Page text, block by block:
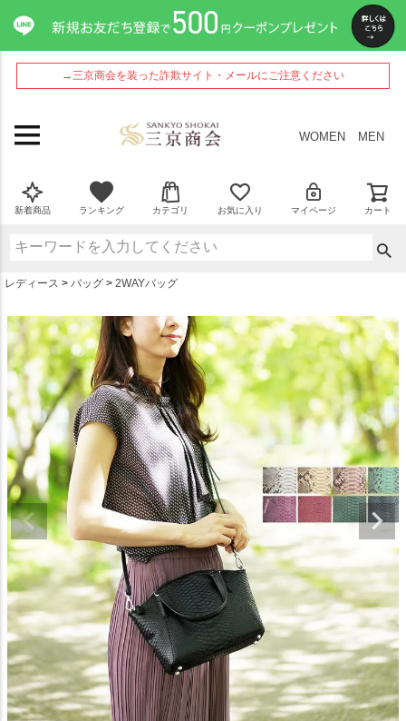
→三京商会を装った詐欺サイト・メールにご注意ください
WOMEN MEN
新着商品 ランキング カテゴリ お気に入り マイページ カート
レディース バッグ 2WAYバッグ
ペー
ジト
ップ
へ